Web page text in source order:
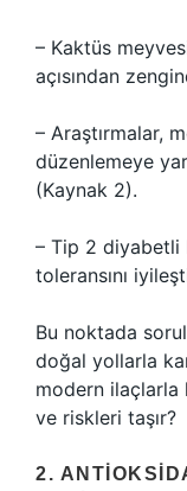
– Kaktüs
açısından
– Araştırmalar,
düzenlemeye
(Kaynak 2).
– Tip 2 diyabetli
toleransını
Bu noktada
doğal yollarla
modern ilaçlarla
ve riskleri taşır?
2.